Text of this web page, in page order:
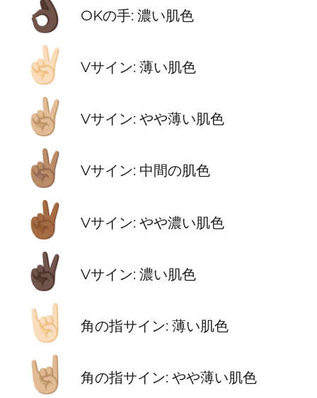
👌🏿 OKの手: 濃い肌色
✌🏻 Vサイン: 薄い肌色
✌🏼 Vサイン: やや薄い肌色
✌🏽 Vサイン: 中間の肌色
✌🏾 Vサイン: やや濃い肌色
✌🏿 Vサイン: 濃い肌色
🤘🏻 角の指サイン: 薄い肌色
🤘🏼 角の指サイン: やや薄い肌色